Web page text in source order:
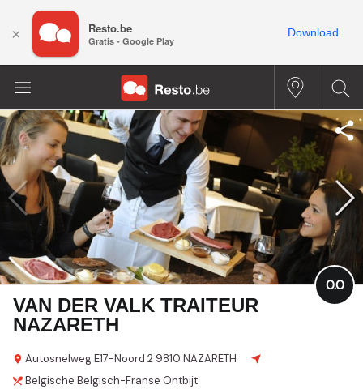
VAN DER VALK TRAITEUR
NAZARETH
Autosnelweg E17-Noord 2 9810 NAZARETH
0.0
Belgische Belgisch-Franse Ontbijt
× Resto.be
Gratis - Google Play
Download